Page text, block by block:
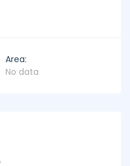
Area:
No data